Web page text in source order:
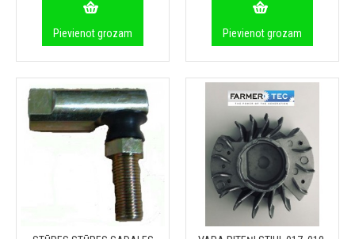
Pievienot grozam Pievienot grozam